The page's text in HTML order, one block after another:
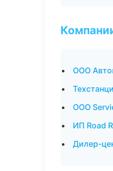
ООО
ООО
ИП Road
Дилер-